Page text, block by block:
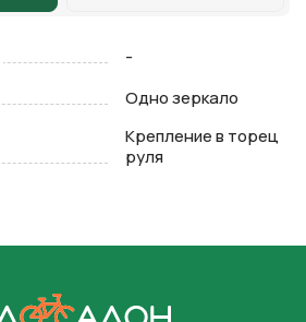
-
Одно зеркало
Крепление в торец
руля